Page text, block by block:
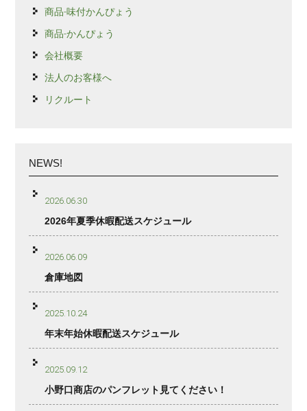
商品-味付かんぴょう
商品-かんぴょう
会社概要
法人のお客様へ
リクルート
NEWS!
2026.06.30
2026年夏季休暇配送スケジュール
2026.06.09
倉庫地図
2025.10.24
年末年始休暇配送スケジュール
2025.09.12
小野口商店のパンフレット見てください！